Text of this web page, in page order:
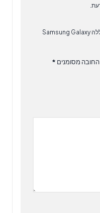
היה הראשון לכתוב סקירה “‏החלפת סוללה Samsung Galaxy
מסומנים *